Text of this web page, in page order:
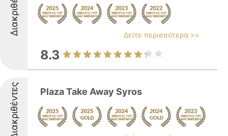
Δείτε περισσότερα >>
8.3
Διακριθέντες Plaza Take Away Syros